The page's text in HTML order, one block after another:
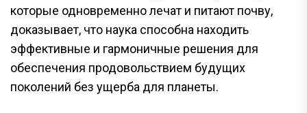
которые одновременно лечат и питают почву,
доказывает, что наука способна находить
эффективные и гармоничные решения для
обеспечения продовольствием будущих
поколений без ущерба для планеты.